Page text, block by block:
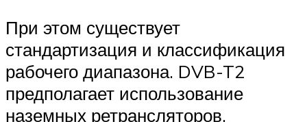
При этом существует
стандартизация и классификация
рабочего диапазона. DVB-T2
предполагает использование
наземных ретрансляторов,